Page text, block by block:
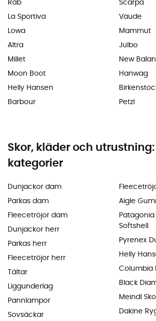
Rab
La Sportiva
Lowa
Altra
Millet
Moon Boot
Helly Hansen
Barbour
Scarpa
Vaude
Mammut
Julbo
New
Hanwag
Petzl
Skor, kläder och
kategorier
Dunjackor dam
Parkas dam
Fleecetröjor dam
Dunjackor herr
Parkas herr
Fleecetröjor herr
Tältar
Liggunderlag
Pannlampor
Sovsäckar
Aigle
Softshell
Pyrenex
Helly
Columbia
Black
Meindl
Dakine